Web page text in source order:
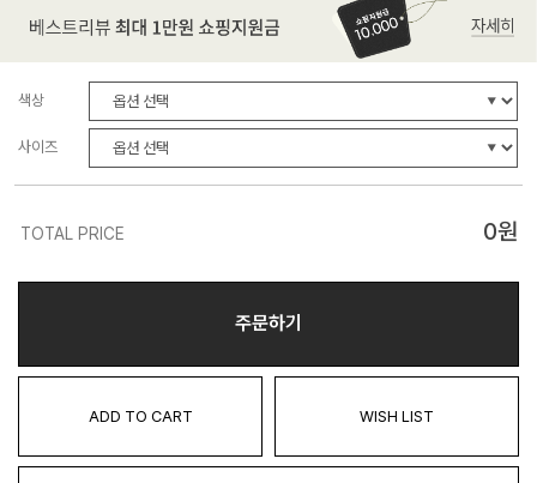
색상
사이즈
TOTAL PRICE 0원
주문하기
ADD TO CART WISH LIST